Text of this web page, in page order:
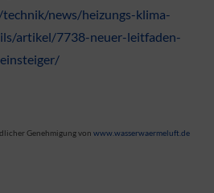
news/heizungs-klima-
artikel/7738-neuer-leitfaden-
Genehmigung vonwww.wasserwaermeluft.de